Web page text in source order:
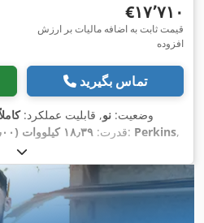
‎€۱۷٬۷۱۰
قیمت ثابت به اضافه مالیات بر ارزش
افزوده
تماس بگیرید
وضعیت: نو, قابلیت عملکرد:
قدرت: ۱۸٫۳۹ کیلووات (۲۵٫۰۰ اسب بخار) , سازنده موتور: Perkins,
, نوع
کیلومتر/ساعت, تجهیزات: